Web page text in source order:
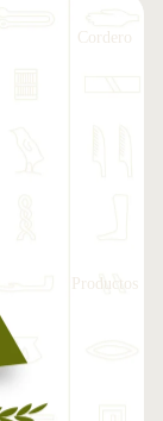
Cordero
Productos